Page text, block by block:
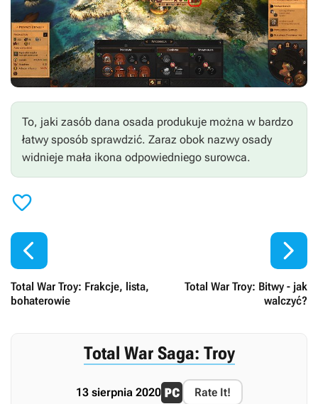
To, jaki zasób dana osada produkuje można w bardzo
łatwy sposób sprawdzić. Zaraz obok nazwy osady
widnieje mała ikona odpowiedniego surowca.


Total War Troy: Frakcje, lista,
bohaterowie
Total War Troy: Bitwy - jak
walczyć?

Total War Saga: Troy
13 sierpnia 2020 Rate It!